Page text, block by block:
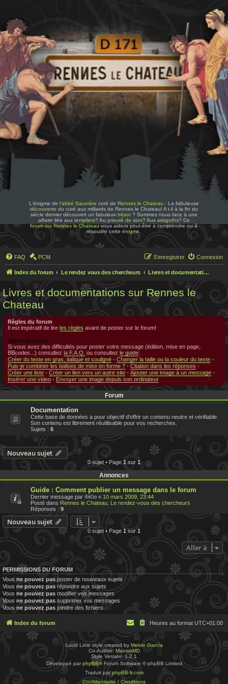
L'énigme de l'abbé Saunière curé de Rennes le Chateau : La fabuleuse
découverte du curé aux milliards de Rennes le Chateau! A t-il à la fin du
siècle dernier découvert un fabuleux trésor? Sommes nous face à une
affaire liée aux templiers? Au prieuré de sion? Aux wisigoths? Ce
forum sur Rennes le Chateauvous aidera peut-être à comprendre ou à
résoudre cetteénigme
FAQ PCM Connexion
S’enregistrer
Index du forum Le rendez vous des chercheurs Livres et documentations sur Rennes le Chateau
Livres et documentations sur Rennes le
Chateau
Règles du forum
Il est impératif de lire les règles avant de poster sur le forum!
Aides du forum
Si vous avez des difficultés pour poster votre message (édition, mise en page,
BBcodes...) consultez la F.A.Q. ou consultez le guide:
Créer du texte en gras, italique et souligné - Changer la taille ou la couleur du texte -
Puis-je combiner les balises de mise en forme ? - Citation dans les réponses -
Créer une liste - Créer un lien vers un autre site - Ajouter une image à un message -
Insérer une video - Envoyer une image depuis son ordinateur
Forum
Documentation
Cette base de données a pour objectif d'offrir un contenu neutre et vérifiable.
Son contenu est librement réutilisable pour vos recherches.
Sujets : 6
Nouveau sujet
0 sujet • Page 1sur 1
Annonces
Guide : Comment publier un message dans le forum
Dernier message par ®i©o « 10 mars 2009, 23:44
Posté dans Rennes le Chateau, Le rendez-vous des chercheurs
Réponses : 9
Nouveau sujet
0 sujet • Page 1sur1
Aller à
PERMISSIONS DU FORUM
Vous ne pouvez pas poster de nouveaux sujets
Vous ne pouvez pasrépondre aux sujets
Vous ne pouvez pas modifier vos messages
Vous ne pouvez pas supprimer vos messages
Vousne pouvez pas joindre des fichiers
Index du forum Heures au format UTC+01:00
Lucid Lime style created by Melvin García
Co-Author: MannixMD
Style Version: 1.2.1
Développé par phpBB® Forum Software © phpBB Limited
Traduit parphpBB-fr.com
Confidentialité | Conditions